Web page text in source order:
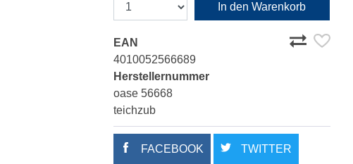
In den Warenkorb
EAN
4010052566689
Herstellernummer
oase 56668
teichzub
FACEBOOK TWITTER